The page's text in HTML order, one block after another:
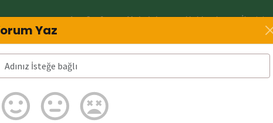
Ana Sayfa Makaleler Hakkında İletişim
4446255 Neden arar? 4446255 Şüpheli mi?
Yaz